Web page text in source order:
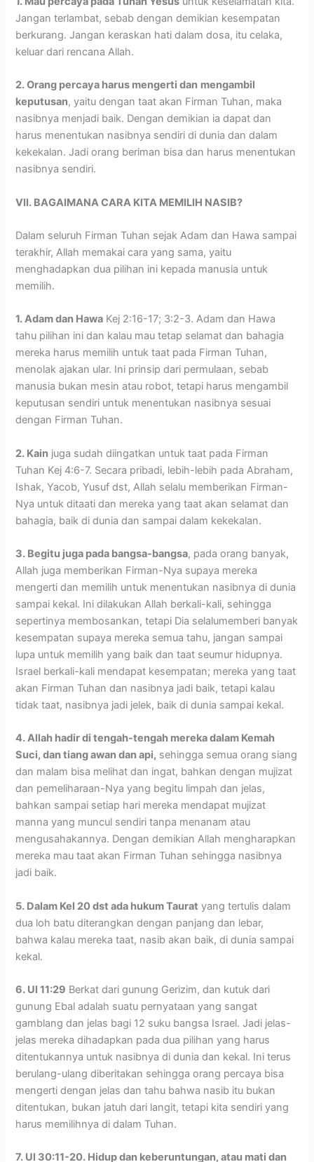
Jangan terlambat, sebab dengan demikian kesempatan
berkurang. Jangan keraskan hati dalam dosa, itu celaka,
keluar dari rencana Allah.
2. Orang percaya harus mengerti dan mengambil
keputusan, yaitu dengan taat akan Firman Tuhan, maka
nasibnya menjadi baik. Dengan demikian ia dapat dan
harus menentukan nasibnya sendiri di dunia dan dalam
kekekalan. Jadi orang beriman bisa dan harus menentukan
nasibnya sendiri.
VII. BAGAIMANA CARA KITA MEMILIH NASIB?
Dalam seluruh Firman Tuhan sejak Adam dan Hawa sampai
terakhir, Allah memakai cara yang sama, yaitu
menghadapkan dua pilihan ini kepada manusia untuk
memilih.
1. Adam dan Hawa Kej 2:16-17; 3:2-3. Adam dan Hawa
tahu pilihan ini dan kalau mau tetap selamat dan bahagia
mereka harus memilih untuk taat pada Firman Tuhan,
menolak ajakan ular. Ini prinsip dari permulaan, sebab
manusia bukan mesin atau robot, tetapi harus mengambil
keputusan sendiri untuk menentukan nasibnya sesuai
dengan Firman Tuhan.
2. Kain juga sudah diingatkan untuk taat pada Firman
Tuhan Kej 4:6-7. Secara pribadi, lebih-lebih pada Abraham,
Ishak, Yacob, Yusuf dst, Allah selalu memberikan Firman-
Nya untuk ditaati dan mereka yang taat akan selamat dan
bahagia, baik di dunia dan sampai dalam kekekalan.
3. Begitu juga pada bangsa-bangsa, pada orang banyak,
Allah juga memberikan Firman-Nya supaya mereka
mengerti dan memilih untuk menentukan nasibnya di dunia
sampai kekal. Ini dilakukan Allah berkali-kali, sehingga
sepertinya membosankan, tetapi Dia selalumemberi banyak
kesempatan supaya mereka semua tahu, jangan sampai
lupa untuk memilih yang baik dan taat seumur hidupnya.
Israel berkali-kali mendapat kesempatan; mereka yang taat
akan Firman Tuhan dan nasibnya jadi baik, tetapi kalau
tidak taat, nasibnya jadi jelek, baik di dunia sampai kekal.
4. Allah hadir di tengah-tengah mereka dalam Kemah
Suci, dan tiang awan dan api, sehingga semua orang siang
dan malam bisa melihat dan ingat, bahkan dengan mujizat
dan pemeliharaan-Nya yang begitu limpah dan jelas,
bahkan sampai setiap hari mereka mendapat mujizat
manna yang muncul sendiri tanpa menanam atau
mengusahakannya. Dengan demikian Allah mengharapkan
mereka mau taat akan Firman Tuhan sehingga nasibnya
jadi baik.
5. Dalam Kel 20 dst ada hukum Taurat yang tertulis dalam
dua loh batu diterangkan dengan panjang dan lebar,
bahwa kalau mereka taat, nasib akan baik, di dunia sampai
kekal.
6. Ul 11:29 Berkat dari gunung Gerizim, dan kutuk dari
gunung Ebal adalah suatu pernyataan yang sangat
gamblang dan jelas bagi 12 suku bangsa Israel. Jadi jelas-
jelas mereka dihadapkan pada dua pilihan yang harus
ditentukannya untuk nasibnya di dunia dan kekal. Ini terus
berulang-ulang diberitakan sehingga orang percaya bisa
mengerti dengan jelas dan tahu bahwa nasib itu bukan
ditentukan, bukan jatuh dari langit, tetapi kita sendiri yang
harus memilihnya di dalam Tuhan.
7. Ul 30:11-20. Hidup dan keberuntungan, atau mati dan